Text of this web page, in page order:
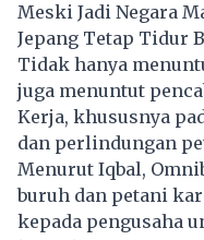
Meski Jadi Negara
Jepang Tetap Tidur
Tidak hanya
juga menuntut
Kerja, khususnya
dan perlindungan
Menurut Iqbal,
buruh dan petani
kepada pengusaha